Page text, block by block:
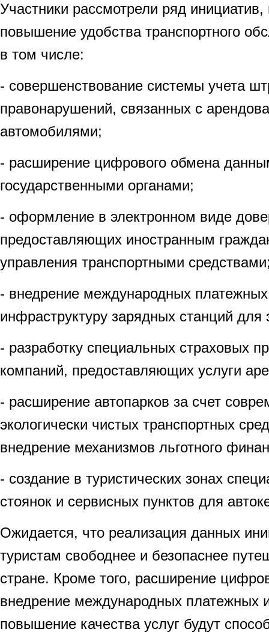
Участники рассмотрели ряд
повышение удобства транспортного
в том числе:
- совершенствование системы учета
правонарушений, связанных с
автомобилями;
- расширение цифрового обмена
государственными органами;
- оформление в электронном виде
предоставляющих иностранным
управления транспортными
- внедрение международных
инфраструктуру зарядных станций для
- разработку специальных страховых
компаний, предоставляющих услуги
- расширение автопарков за счет
экологически чистых транспортных
внедрение механизмов льготного
- создание в туристических зонах
стоянок и сервисных пунктов для
Ожидается, что реализация данных
туристам свободнее и безопаснее
стране. Кроме того, расширение
внедрение международных платежных
повышение качества услуг будут